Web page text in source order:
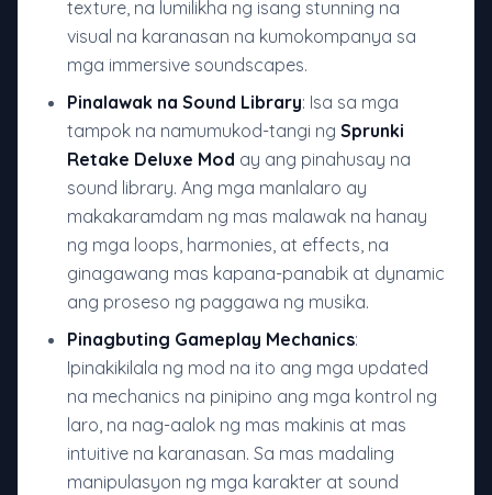
texture, na lumilikha ng isang stunning na
visual na karanasan na kumokompanya sa
mga immersive soundscapes.
Pinalawak na Sound Library: Isa sa mga
tampok na namumukod-tangi ng Sprunki
Retake Deluxe Mod ay ang pinahusay na
sound library. Ang mga manlalaro ay
makakaramdam ng mas malawak na hanay
ng mga loops, harmonies, at effects, na
ginagawang mas kapana-panabik at dynamic
ang proseso ng paggawa ng musika.
Pinagbuting Gameplay Mechanics:
Ipinakikilala ng mod na ito ang mga updated
na mechanics na pinipino ang mga kontrol ng
laro, na nag-aalok ng mas makinis at mas
intuitive na karanasan. Sa mas madaling
manipulasyon ng mga karakter at sound